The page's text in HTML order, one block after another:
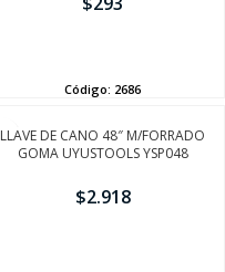
Código: 2686
LLAVE DE CANO 48″ M/FORRADO
GOMA UYUSTOOLS YSP048
$2.918